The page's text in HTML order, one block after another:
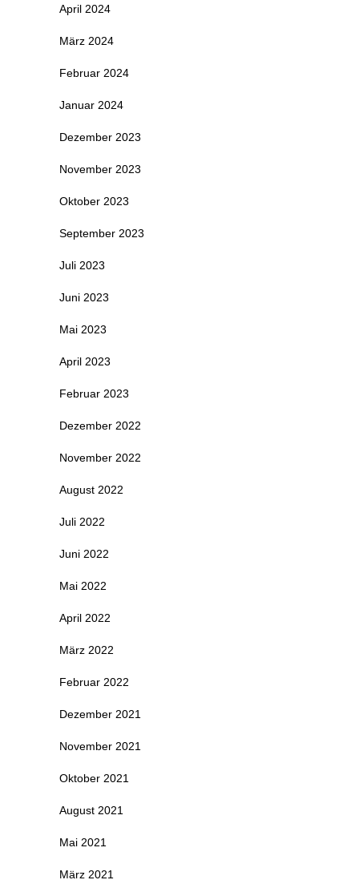
April 2024
März 2024
Februar 2024
Januar 2024
Dezember 2023
November 2023
Oktober 2023
September 2023
Juli 2023
Juni 2023
Mai 2023
April 2023
Februar 2023
Dezember 2022
November 2022
August 2022
Juli 2022
Juni 2022
Mai 2022
April 2022
März 2022
Februar 2022
Dezember 2021
November 2021
Oktober 2021
August 2021
Mai 2021
März 2021